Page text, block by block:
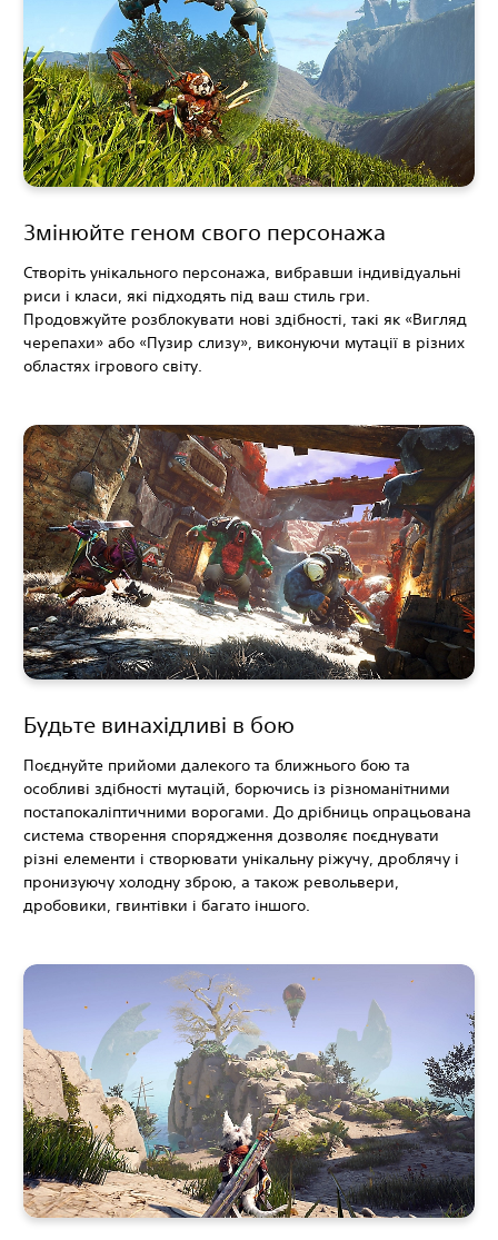
Змінюйте геном свого персонажа
Створіть унікального персонажа, вибравши індивідуальні
риси і класи, які підходять під ваш стиль гри.
Продовжуйте розблокувати нові здібності, такі як «Вигляд
черепахи» або «Пузир слизу», виконуючи мутації в різних
областях ігрового світу.
Будьте винахідливі в бою
Поєднуйте прийоми далекого та ближнього бою та
особливі здібності мутацій, борючись із різноманітними
постапокаліптичними ворогами. До дрібниць опрацьована
система створення спорядження дозволяє поєднувати
різні елементи і створювати унікальну ріжучу, дроблячу і
пронизуючу холодну зброю, а також револьвери,
дробовики, гвинтівки і багато іншого.